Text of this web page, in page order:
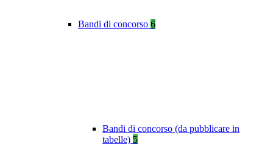
Bandi di concorso 6
Bandi di concorso (da pubblicare in
tabelle) 5